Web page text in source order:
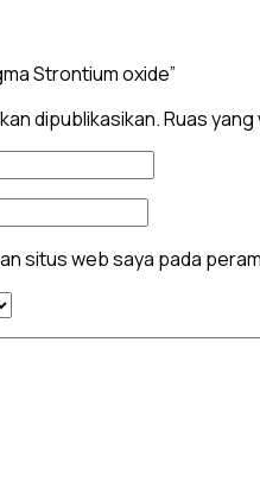
Strontium oxide”
dipublikasikan.Ruas yang
situs web saya pada